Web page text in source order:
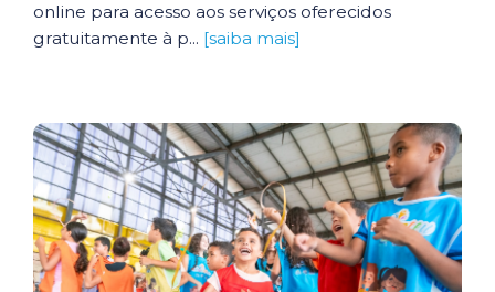
online para acesso aos serviços oferecidos
gratuitamente à p... [saiba mais]